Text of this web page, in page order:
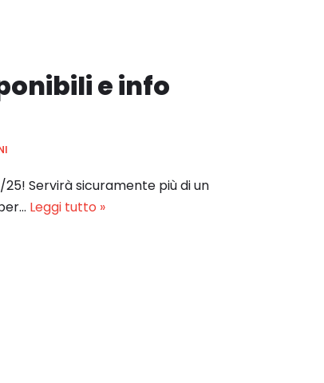
e info
Servirà sicuramente più di un
Leggi tutto »